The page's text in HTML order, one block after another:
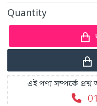
Quantity
এই পণ্য সম্পর্কে